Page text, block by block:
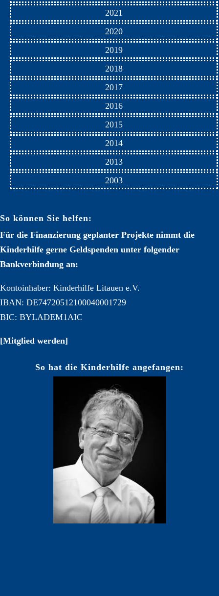
2021
2020
2019
2018
2017
2016
2015
2014
2013
2003
So können Sie helfen:
Für die Finanzierung geplanter Projekte nimmt die
Kinderhilfe gerne Geldspenden unter folgender
Bankverbindung an:
Kontoinhaber: Kinderhilfe Litauen e.V.
IBAN: DE74720512100040001729
BIC: BYLADEM1AIC
[Mitglied werden]
So hat die Kinderhilfe angefangen: